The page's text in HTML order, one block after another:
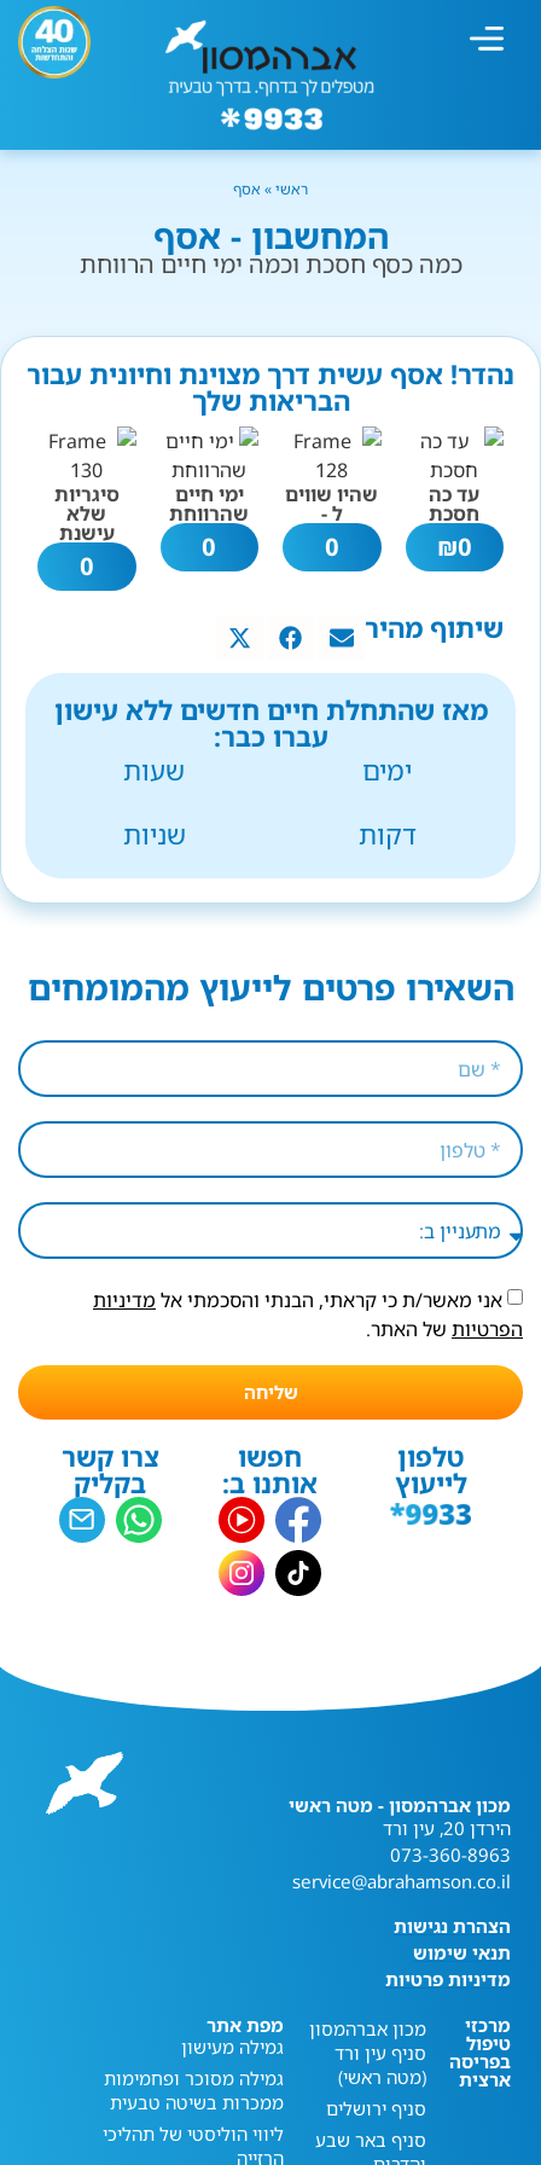
ראשי» אסף
המחשבון - אסף
כמה כסף חסכת וכמה ימי חיים הרווחת
נהדר! אסף עשית דרך מצוינת וחיונית עבור
הבריאות שלך
עד כה
חסכת
0
₪
שהיו שווים
ל -
0
ימי חיים
שהרווחת
0
סיגריות
שלא
עישנת
0
שיתוף מהיר
מאז שהתחלת חיים חדשים ללא עישון
עברו כבר:
ימים
שעות
דקות
שניות
השאירו פרטים לייעוץ מהמומחים
אני מאשר/ת כי קראתי, הבנתי והסכמתי אל מדיניות
הפרטיות של האתר.
שליחה
טלפון
לייעוץ
חפשו
אותנו ב:
צרו קשר
בקליק
מכון אברהמסון - מטה ראשי
הירדן 20, עין ורד
073-360-8963
service@abrahamson.co.il
הצהרת נגישות
תנאי שימוש
מדיניות פרטיות
מרכזי
טיפול
בפריסה
ארצית
מכון אברהמסון
סניף עין ורד
(מטה ראשי)
סניף ירושלים
סניף באר שבע
מפת אתר
גמילה מעישון
גמילה מסוכר ופחמימות
ממכרות בשיטה טבעית
ליווי הוליסטי של תהליכי
הרזייה